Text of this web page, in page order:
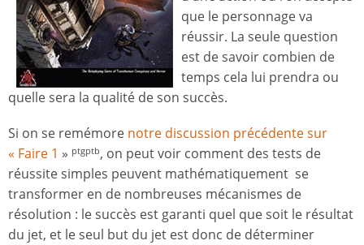
que le personnage va
réussir. La seule question
est de savoir combien de
temps cela lui prendra ou
quelle sera la qualité de son succès.
Si on se remémore notre discussion précédente sur
« Faire 1 » ptgptb, on peut voir comment des tests de
réussite simples peuvent mathématiquement se
transformer en de nombreuses mécanismes de
résolution : le succès est garanti quel que soit le résultat
du jet, et le seul but du jet est donc de déterminer